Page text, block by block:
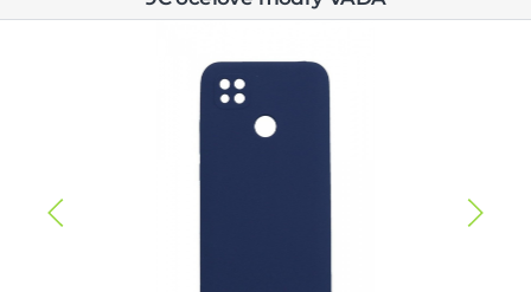
ocelově modrý VADA